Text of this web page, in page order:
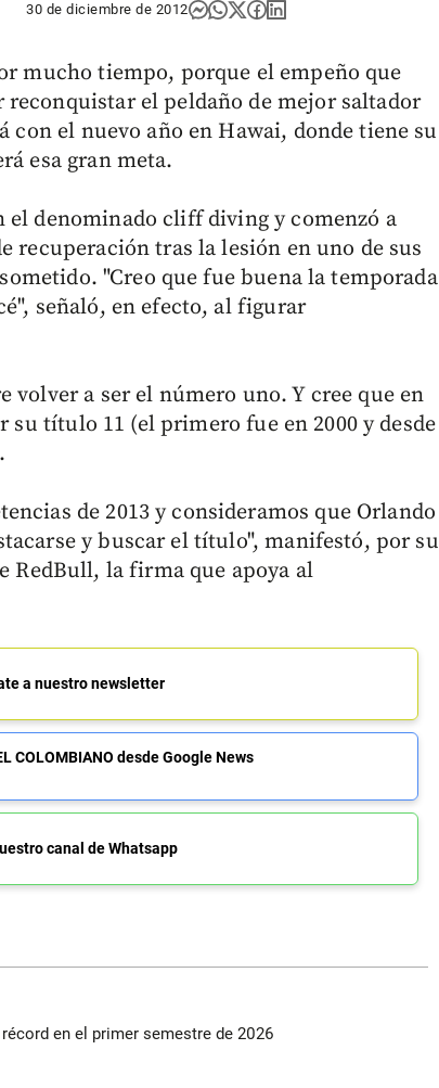
30 de diciembre de 2012
mucho tiempo, porque el empeño que
el peldaño de mejor saltador
el nuevo año en Hawai, donde tiene su
esa gran meta.
el denominado cliff diving y comenzó a
recuperación tras la lesión en uno de sus
"Creo que fue buena la temporada
señaló, en efecto, al figurar
volver a ser el número uno. Y cree que en
su título 11 (el primero fue en 2000 y desde
de 2013 y consideramos que Orlando
y buscar el título", manifestó, por su
RedBull, la firma que apoya al
a nuestro newsletter
COLOMBIANO desde Google News
canal de Whatsapp
en el primer semestre de 2026